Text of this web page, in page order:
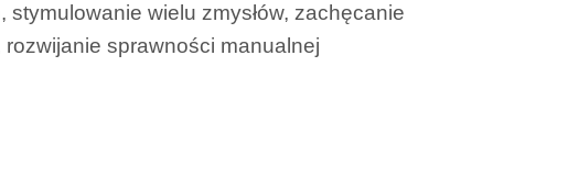
wielu zmysłów, zachęcanie
sprawności manualnej